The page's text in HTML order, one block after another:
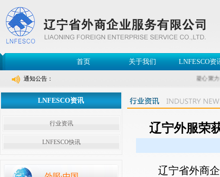
首页 关于我们 LNFESCO资
通知公告： 凝心聚
LNFESCO资讯
行业资讯
LNFESCO快讯
辽宁外服荣
辽宁省外商企